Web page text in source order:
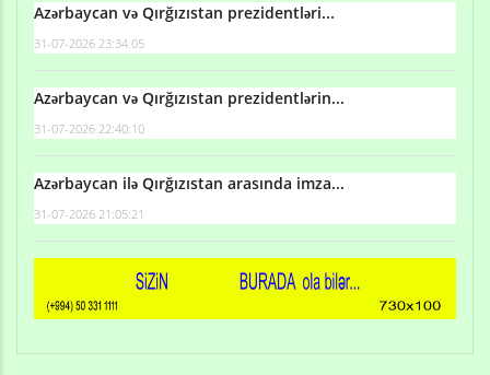
Azərbaycan və Qırğızıstan prezidentləri...
31-07-2026 23:34:05
Azərbaycan və Qırğızıstan prezidentlərin...
31-07-2026 22:40:10
Azərbaycan ilə Qırğızıstan arasında imza...
31-07-2026 21:05:21